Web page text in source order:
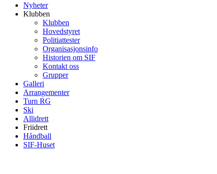
Nyheter
Klubben
Klubben
Hovedstyret
Politiattester
Organisasjonsinfo
Historien om SIF
Kontakt oss
Grupper
Galleri
Arrangementer
Turn RG
Ski
Allidrett
Friidrett
Håndball
SIF-Huset